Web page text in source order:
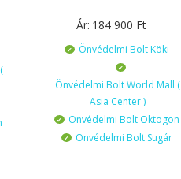
Ár: 184 900 Ft
Önvédelmi Bolt Köki
Önvédelmi Bolt World Mall (
Asia Center )
Önvédelmi Bolt Oktogon
Önvédelmi Bolt Sugár